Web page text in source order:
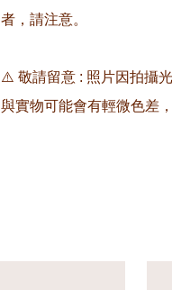
者，請注意。
⚠️ 敬請留意 : 照片因拍攝
與實物可能會有輕微色差